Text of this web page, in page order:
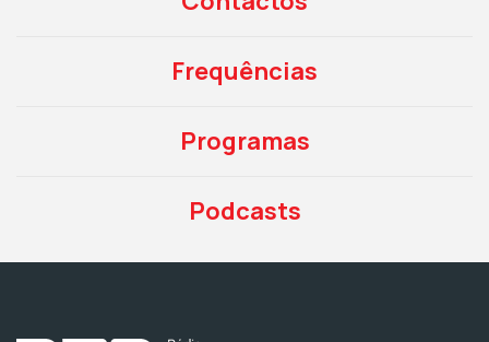
Frequências
Programas
Podcasts